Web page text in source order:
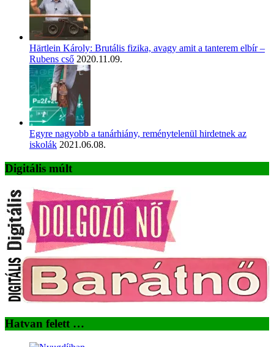
Härtlein Károly: Brutális fizika, avagy amit a tanterem elbír –
Rubens cső 2020.11.09.
Egyre nagyobb a tanárhiány, reménytelenül hirdetnek az
iskolák 2021.06.08.
Digitális múlt
Hatvan felett …